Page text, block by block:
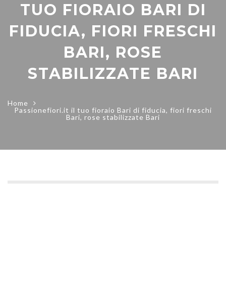
TUO FIORAIO BARI DI
FIDUCIA, FIORI FRESCHI
BARI, ROSE
STABILIZZATE BARI
Home
Passionefiori.it il tuo fioraio Bari di fiducia, fiori freschi
Bari, rose stabilizzate Bari